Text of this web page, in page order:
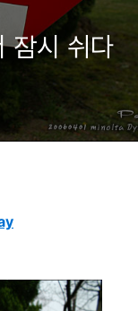
시 쉬다